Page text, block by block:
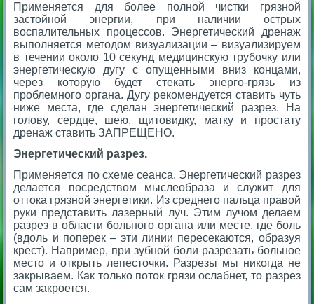
Применяется для более полной чистки грязной
застойной энергии, при наличии острых
воспалительных процессов. Энергетический дренаж
выполняется методом визуализации – визуализируем
в течении около 10 секунд медицинскую трубочку или
энергетическую дугу с опущенными вниз концами,
через которую будет стекать энерго-грязь из
проблемного органа. Дугу рекомендуется ставить чуть
ниже места, где сделан энергетический разрез. На
голову, сердце, шею, щитовидку, матку и простату
дренаж ставить ЗАПРЕЩЕНО.
Энергетический разрез.
Применяется по схеме сеанса. Энергетический разрез
делается посредством мыслеобраза и служит для
оттока грязной энергетики. Из среднего пальца правой
руки представить лазерный луч. Этим лучом делаем
разрез в области больного органа или месте, где боль
(вдоль и поперек – эти линии пересекаются, образуя
крест). Например, при зубной боли разрезать больное
место и открыть лепесточки. Разрезы мы никогда не
закрываем. Как только поток грязи ослабнет, то разрез
сам закроется.